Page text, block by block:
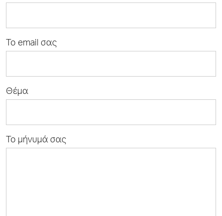
Το email σας
Θέμα
Το μήνυμά σας